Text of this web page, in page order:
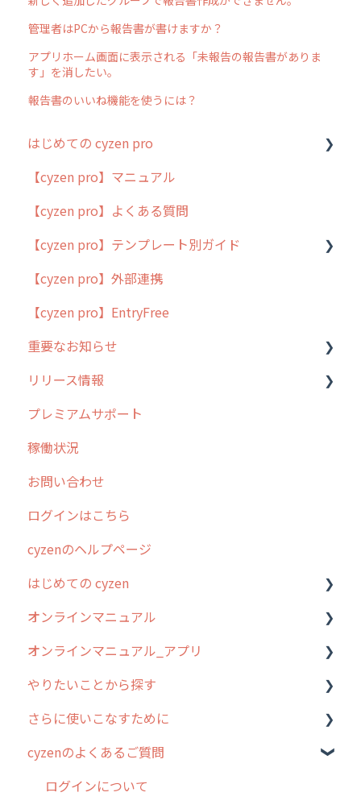
管理者はPCから報告書が書けますか？
アプリホーム画面に表示される「未報告の報告書がありま
す」を消したい。
報告書のいいね機能を使うには？
はじめての cyzen pro
cyzen pro とは？
簡易マニュアル
cyzen proの位置情報取得について
用語集
よくある質問
【cyzen pro】マニュアル
【cyzen pro】よくある質問
【cyzen pro】テンプレート別ガイド
ポスティング
ラウンダー
メンテナンス
外廻り営業
清掃
不動産
【cyzen pro】外部連携
【cyzen pro】EntryFree
重要なお知らせ
過去の重要なお知らせ
障害情報
リリース情報
リリース
2026年のリリース情報
2025年のリリース情報
2024年のリリース情報
2023年のリリース情報
過去のリリース
2019年までのリリース情報
お客様の声を実現しました
プレミアムサポート
稼働状況
お問い合わせ
ログインはこちら
cyzenのヘルプページ
はじめての cyzen
0. はじめてのcyzenの使い方
1. cyzenについて知ろう
2. 主要機能の概要
3. cyzenの位置情報取得について
4. cyzen利用前の準備：システム管理者編
5. 基本的な使い方：システム管理者編
オンラインマニュアル
管理サイトの使い始め
ユーザー・グループ管理
行動管理
予定管理
スポット
オンラインマニュアル_アプリ
アプリの使い始め
ホーム画面
スポット
報告閲覧
やりたいことから探す
行動管理
勤怠管理
予定管理
さらに使いこなすために
はじめに
スポット・ステータス関連オプション
cyzenのよくあるご質問
ログインについて